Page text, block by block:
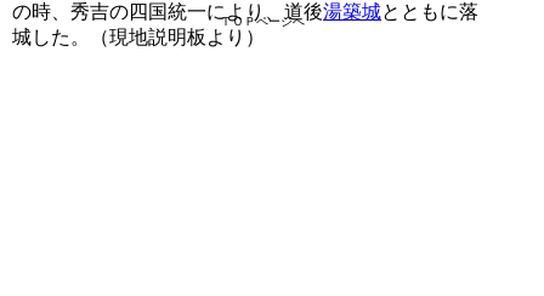
の時、秀吉の四国統一により、道後湯築城とともに落
城した。（現地説明板より）
ＴＯＰページへ